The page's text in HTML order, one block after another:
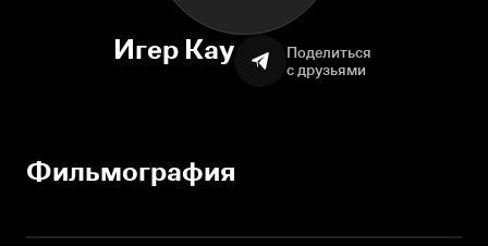
Игер Кау
Поделиться
с друзьями
Фильмография